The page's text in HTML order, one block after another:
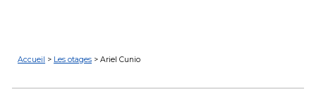
Accueil > Les otages >Ariel Cunio